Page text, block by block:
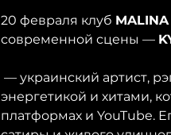
20 февраля клуб MALINA
современной сцены —
энергетикой и хитами,
платформах и YouTube.